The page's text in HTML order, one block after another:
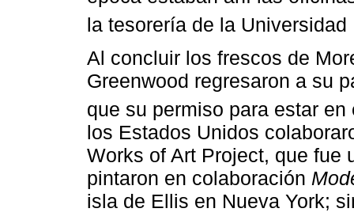
la tesorería de la Universidad
Al concluir los frescos de
Greenwood regresaron a su
que su permiso para estar
los Estados Unidos
Works of Art Project, que fue
pintaron en colaboración
isla de Ellis en Nueva York;